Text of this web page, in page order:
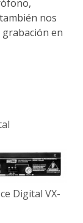
nos
en
Digital VX-